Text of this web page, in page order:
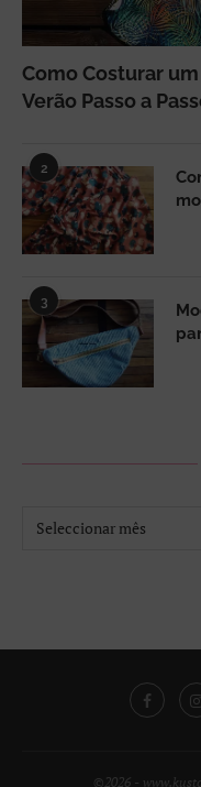
Como Costurar
Verão Passo a
2
3
©2026 -